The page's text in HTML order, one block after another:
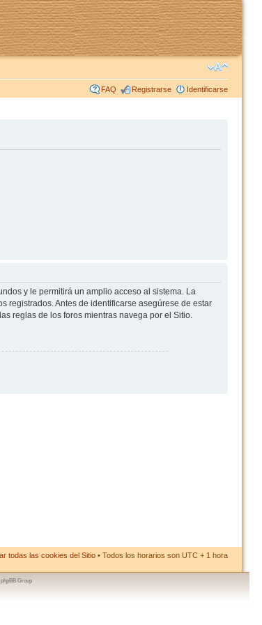
FAQ Registrarse Identificarse
y le permitirá un amplio acceso al sistema. La
registrados. Antes de identificarse asegúrese de estar
reglas de los foros mientras navega por el Sitio.
todas las cookies del Sitio • Todos los horarios son UTC + 1 hora
Group